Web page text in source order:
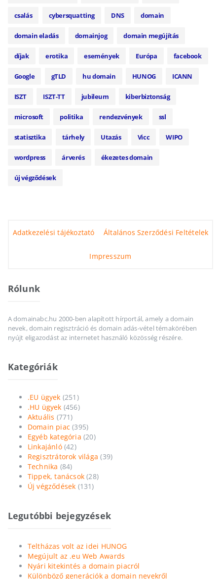
csalás cybersquatting DNS domain
domain eladás domainjog domain megújítás
díjak erotika események Európa facebook
Google gTLD hu domain HUNOG ICANN
ISZT ISZT-TT jubileum kiberbiztonság
microsoft politika rendezvények ssl
statisztika tárhely Utazás Vicc WIPO
wordpress árverés ékezetes domain
új végződések
Adatkezelési tájékoztató Általános Szerződési Feltételek
Impresszum
Rólunk
A domainabc.hu 2000-ben alapított hírportál, amely a domain
nevek, domain regisztráció és domain adás-vétel témakörében
nyújt eligazodást az internetet használó közösség részére.
Kategóriák
.EU ügyek (251)
.HU ügyek (456)
Aktuális (771)
Domain piac (395)
Egyéb kategória (20)
Linkajánló(42)
Regisztrátorok világa (39)
Technika (84)
Tippek, tanácsok (28)
Új végződések (131)
Legutóbbi bejegyzések
Teltházas volt az idei HUNOG
Megújult az .eu Web Awards
Nyári kitekintés a domain piacról
Különböző generációk a domain nevekről